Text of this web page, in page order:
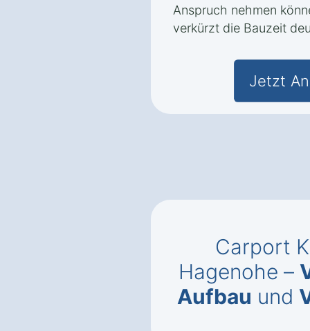
Anspruch nehmen
verkürzt die Bauzeit
Jetzt
Carport
Hagenohe –
Aufbau und